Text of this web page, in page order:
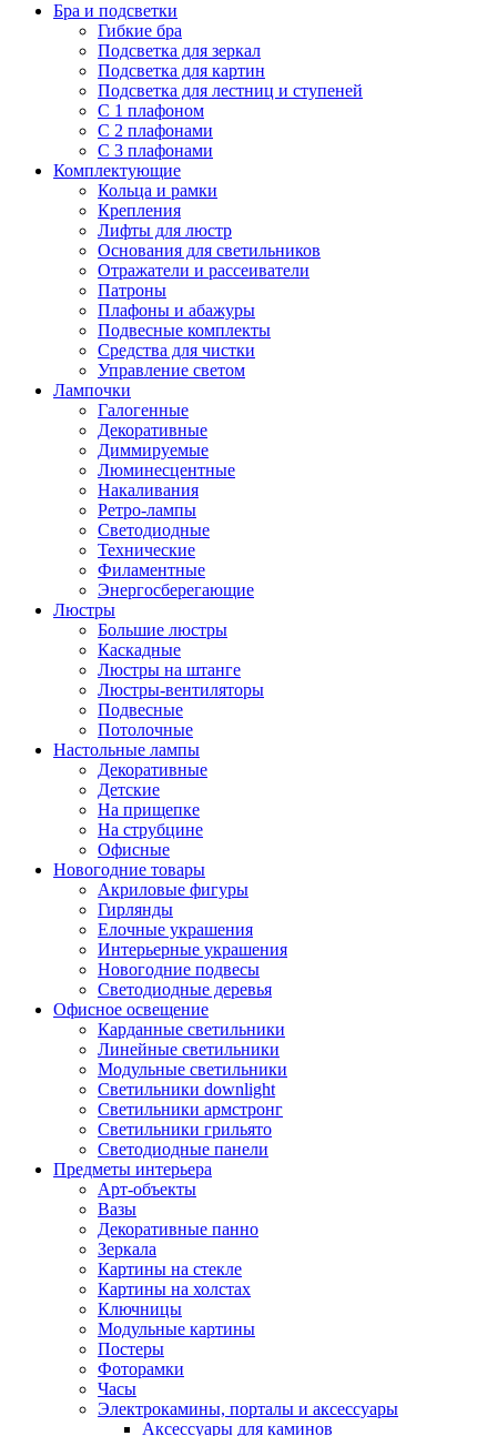
Бра и подсветки
Гибкие бра
Подсветка для зеркал
Подсветка для картин
Подсветка для лестниц и ступеней
С 1 плафоном
С 2 плафонами
С 3 плафонами
Комплектующие
Кольца и рамки
Крепления
Лифты для люстр
Основания для светильников
Отражатели и рассеиватели
Патроны
Плафоны и абажуры
Подвесные комплекты
Средства для чистки
Управление светом
Лампочки
Галогенные
Декоративные
Диммируемые
Люминесцентные
Накаливания
Ретро-лампы
Светодиодные
Технические
Филаментные
Энергосберегающие
Люстры
Большие люстры
Каскадные
Люстры на штанге
Люстры-вентиляторы
Подвесные
Потолочные
Настольные лампы
Декоративные
Детские
На прищепке
На струбцине
Офисные
Новогодние товары
Акриловые фигуры
Гирлянды
Елочные украшения
Интерьерные украшения
Новогодние подвесы
Светодиодные деревья
Офисное освещение
Карданные светильники
Линейные светильники
Модульные светильники
Светильники downlight
Светильники армстронг
Светильники грильято
Светодиодные панели
Предметы интерьера
Арт-объекты
Вазы
Декоративные панно
Зеркала
Картины на стекле
Картины на холстах
Ключницы
Модульные картины
Постеры
Фоторамки
Часы
Электрокамины, порталы и аксессуары
Аксессуары для каминов